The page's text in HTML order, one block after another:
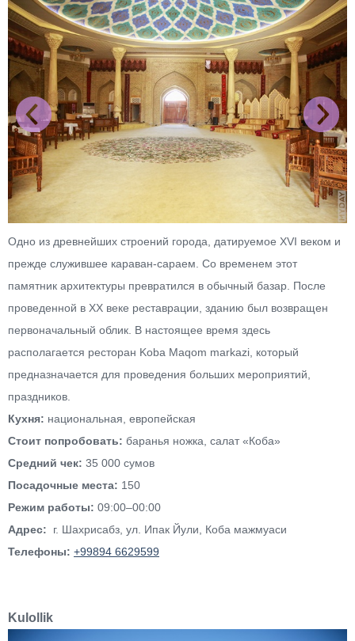
Одно из древнейших строений города, датируемое XVI веком и
прежде служившее караван-сараем. Со временем этот
памятник архитектуры превратился в обычный базар. После
проведенной в ХХ веке реставрации, зданию был возвращен
первоначальный облик. В настоящее время здесь
располагается ресторан Koba Maqom markazi, который
предназначается для проведения больших мероприятий,
праздников.
Кухня: национальная, европейская
Стоит попробовать: баранья ножка, салат «Коба»
Средний чек: 35 000 сумов
Посадочные места: 150
Режим работы: 09:00–00:00
Адрес:
г. Шахрисабз, ул. Ипак Йули, Коба мажмуаси
Телефоны: +99894 6629599
Kulollik